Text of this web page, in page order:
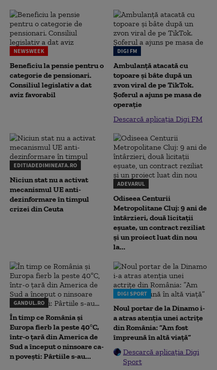
NEWSWEEK
Beneficiu la pensie pentru o
categorie de pensionari.
Consiliul legislativ a dat
aviz favorabil
DIGI FM
Ambulanță atacată cu
topoare și bâte după un
zvon viral de pe TikTok.
Șoferul a ajuns pe masa de
operație
Descarcă aplicația Digi FM
EDITIADEDIMINEATA.RO
Niciun stat nu a activat
mecanismul UE anti-
dezinformare în timpul
crizei din Ceuta
ADEVARUL
Odiseea Centurii
Metropolitane Cluj: 9 ani de
întârzieri, două licitații
eșuate, un contract reziliat
și un proiect luat din nou
la...
GANDUL.RO
În timp ce România și
Europa fierb la peste 40°C,
într-o țară din America de
Sud a început o ninsoare ca-
n povești: Pârtiile s-au...
DIGI SPORT
Noul portar de la Dinamo i-
a atras atenția unei actrițe
din România: ”Am fost
împreună în altă viață”
Descarcă aplicația Digi
Sport